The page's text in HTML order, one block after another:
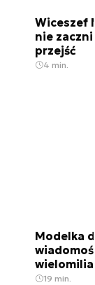
Wiceszef
nie
przejść
4 min.
Modelka
19 min.